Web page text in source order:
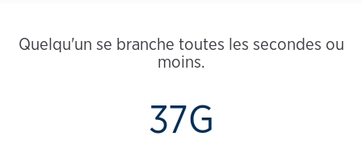
Quelqu'un se branche toutes les secondes ou
moins.
37G